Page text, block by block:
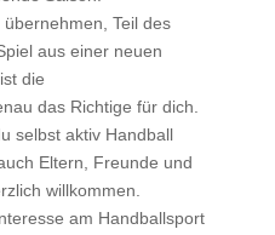
Teil des
aus einer neuen
die
das Richtige für dich.
selbst aktiv Handball
Eltern, Freunde und
willkommen.
am Handballsport